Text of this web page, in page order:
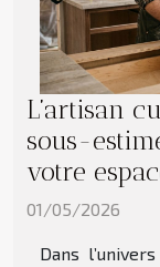
L’artisan
sous-
votre
01/05/2026
Dans